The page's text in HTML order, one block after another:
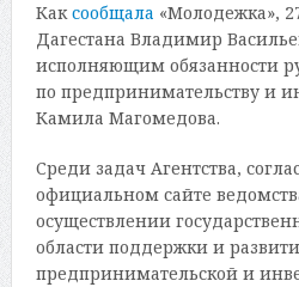
Каксообщала «Молодежка»,
Дагестана Владимир
исполняющим обязанности
по предпринимательству и
Камила Магомедова.
Среди задач Агентства,
официальном сайте
осуществлении
области поддержки и
предпринимательской и